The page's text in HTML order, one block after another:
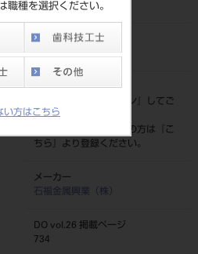
職種を選択ください。
い方はこちら
203010007
JAN/EANコード
標準価格
ログイン
』してご
覧ください。
ネット会員登録がまだの方は『
こ
ちら
』より登録ください。
メーカー
石福金属興業（株）
DO vol.26 掲載ページ
734